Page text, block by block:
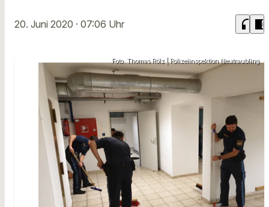
20. Juni 2020 · 07:06 Uhr headphones chrome_reader_mode
Foto: Thomas Rölz | Polizeiinspektion Neutraubling